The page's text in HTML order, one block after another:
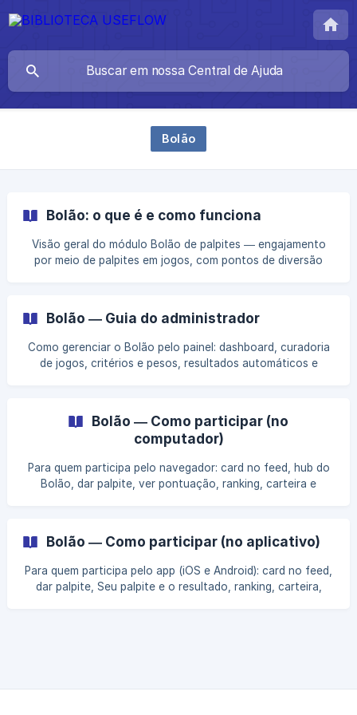
Bolão
Bolão: o que é e como funciona
Visão geral do módulo Bolão de palpites — engajamento
por meio de palpites em jogos, com pontos de diversão
Bolão — Guia do administrador
Como gerenciar o Bolão pelo painel: dashboard, curadoria
de jogos, critérios e pesos, resultados automáticos e
Bolão — Como participar (no
computador)
Para quem participa pelo navegador: card no feed, hub do
Bolão, dar palpite, ver pontuação, ranking, carteira e
Bolão — Como participar (no aplicativo)
Para quem participa pelo app (iOS e Android): card no feed,
dar palpite, Seu palpite e o resultado, ranking, carteira,